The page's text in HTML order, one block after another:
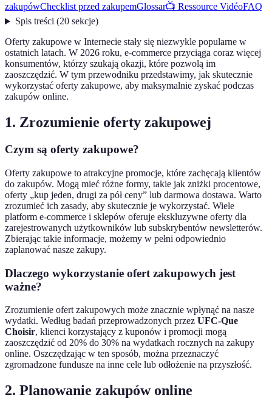
zakupówChecklist przed zakupemGlossar📺 Ressource VidéoFAQ
Spis treści(20 sekcje)
Oferty zakupowe w Internecie stały się niezwykle popularne w
ostatnich latach. W 2026 roku, e-commerce przyciąga coraz więcej
konsumentów, którzy szukają okazji, które pozwolą im
zaoszczędzić. W tym przewodniku przedstawimy, jak skutecznie
wykorzystać oferty zakupowe, aby maksymalnie zyskać podczas
zakupów online.
1. Zrozumienie oferty zakupowej
Czym są oferty zakupowe?
Oferty zakupowe to atrakcyjne promocje, które zachęcają klientów
do zakupów. Mogą mieć różne formy, takie jak zniżki procentowe,
oferty „kup jeden, drugi za pół ceny” lub darmowa dostawa. Warto
zrozumieć ich zasady, aby skutecznie je wykorzystać. Wiele
platform e-commerce i sklepów oferuje ekskluzywne oferty dla
zarejestrowanych użytkowników lub subskrybentów newsletterów.
Zbierając takie informacje, możemy w pełni odpowiednio
zaplanować nasze zakupy.
Dlaczego wykorzystanie ofert zakupowych jest
ważne?
Zrozumienie ofert zakupowych może znacznie wpłynąć na nasze
wydatki. Według badań przeprowadzonych przez UFC-Que
Choisir, klienci korzystający z kuponów i promocji mogą
zaoszczędzić od 20% do 30% na wydatkach rocznych na zakupy
online. Oszczędzając w ten sposób, można przeznaczyć
zgromadzone fundusze na inne cele lub odłożenie na przyszłość.
2. Planowanie zakupów online